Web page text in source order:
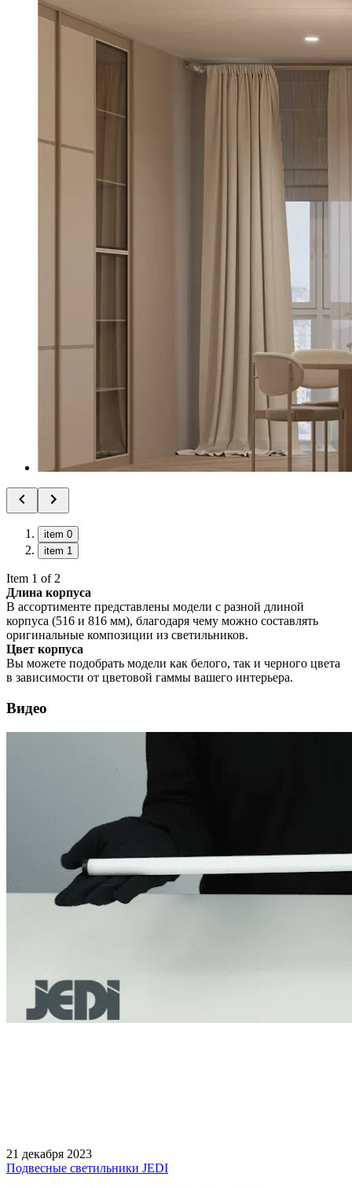
item 0
item 1
Item 1 of 2
Длина корпуса
В ассортименте представлены модели с разной длиной
корпуса (516 и 816 мм), благодаря чему можно составлять
оригинальные композиции из светильников.
Цвет корпуса
Вы можете подобрать модели как белого, так и черного цвета
в зависимости от цветовой гаммы вашего интерьера.
Видео
21 декабря 2023
Подвесные светильники JEDI